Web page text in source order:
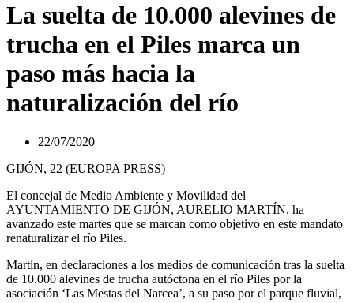
La suelta de 10.000 alevines de
trucha en el Piles marca un
paso más hacia la
naturalización del río
22/07/2020
GIJÓN, 22 (EUROPA PRESS)
El concejal de Medio Ambiente y Movilidad del
AYUNTAMIENTO DE GIJÓN, AURELIO MARTÍN, ha
avanzado este martes que se marcan como objetivo en este mandato
renaturalizar el río Piles.
Martín, en declaraciones a los medios de comunicación tras la suelta
de 10.000 alevines de trucha autóctona en el río Piles por la
asociación ‘Las Mestas del Narcea’, a su paso por el parque fluvial,